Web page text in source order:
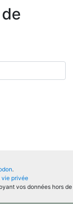
.
vie privée
vos données hors de